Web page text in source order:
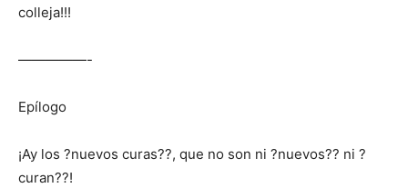
colleja!!!
—————-
Epílogo
¡Ay los ?nuevos curas??, que no son ni ?nuevos?? ni ?
curan??!